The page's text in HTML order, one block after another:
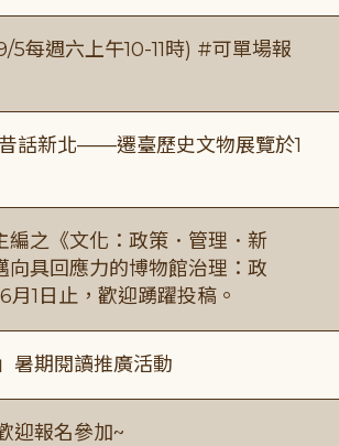
5每週六上午10-11時) #可單場報
話新北——遷臺歷史文物展覽於1
編之《文化：政策．管理．新
具回應力的博物館治理：政
1日止，歡迎踴躍投稿。
暑期閱讀推廣活動
迎報名參加~